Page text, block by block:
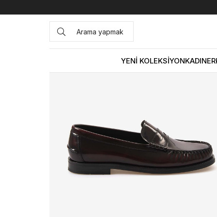
YENİ KOLEKSİYONKADIN
Anasayfa ERKEK AYAKKABI Loafer Andrea Giovanni